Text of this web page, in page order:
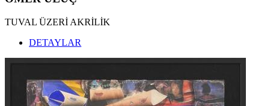
TUVAL ÜZERİ AKRİLİK
DETAYLAR